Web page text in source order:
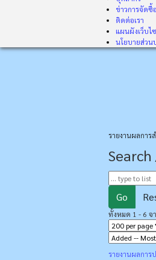
ข่าวการจัดซื้
ติดต่อเรา
แผนผังเว็บไ
นโยบายส่วน
รายงานผลการ
Go
ทั้งหมด 1 - 6 จ
รายงานผลการ